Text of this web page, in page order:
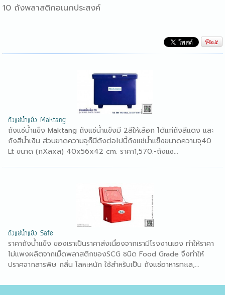
10 ถังพลาสติกอเนกประสงค์
ถังแช่น้ำแข็ง Maktang
ถังแช่น้ำแข็ง Maktang ถังแช่น้ำแข็งมี 2สีให้เลือก ได้แก่ถังสีแดง และ
ถังสีน้ำเงิน ส่วนขาดความจุก็มีดังต่อไปนี้ถังแช่น้ำแข็งขนาดความจุ40
Lt ขนาด (กXลxส) 40x56x42 cm. ราคา1,570.-ถังแช...
ถังแช่น้ำแข็ง Safe
ราคาถังน้ำแข็ง ของเราเป็นราคาส่งเนื่องจากเรามีโรงงานเอง ทำให้ราคา
ไม่แพงผลิตจากเม็ดพลาสติกของSCG ชนิด Food Grade จึงทำให้
ปราศจากสารพิษ กลิ่น โลหะหนัก ใช้สำหรับเป็น ถังแช่อาหารทะเล,...